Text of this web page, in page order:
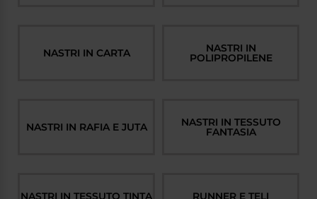
NASTRI IN CARTA NASTRI IN
POLIPROPILENE
NASTRI IN RAFIA E JUTA NASTRI IN TESSUTO
FANTASIA
NASTRI IN TESSUTO TINTA RUNNER E TELI